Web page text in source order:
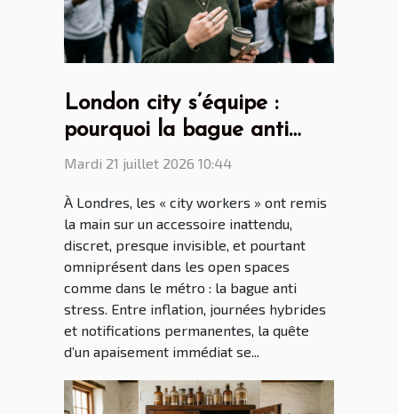
London city s’équipe :
pourquoi la bague anti
stress séduit les
Mardi 21 juillet 2026 10:44
À Londres, les « city workers » ont remis
la main sur un accessoire inattendu,
discret, presque invisible, et pourtant
omniprésent dans les open spaces
comme dans le métro : la bague anti
stress. Entre inflation, journées hybrides
et notifications permanentes, la quête
d’un apaisement immédiat se...